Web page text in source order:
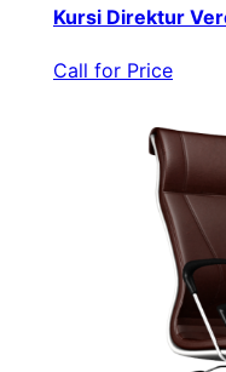
Kursi Direktur
Call for Price